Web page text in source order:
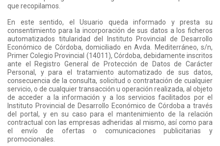
que recopilamos.
En este sentido, el Usuario queda informado y presta su
consentimiento para la incorporación de sus datos a los ficheros
automatizados titularidad del Instituto Provincial de Desarrollo
Económico de Córdoba, domiciliado en Avda. Mediterráneo, s/n,
Primer Colegio Provincial (14011), Córdoba, debidamente inscritos
ante el Registro General de Protección de Datos de Carácter
Personal, y para el tratamiento automatizado de sus datos,
consecuencia de la consulta, solicitud o contratación de cualquier
servicio, o de cualquier transacción u operación realizada, al objeto
de acceder a la información y a los servicios facilitados por el
Instituto Provincial de Desarrollo Económico de Córdoba a través
del portal, y en su caso para el mantenimiento de la relación
contractual con las empresas adheridas al mismo, así como para
el envío de ofertas o comunicaciones publicitarias y
promocionales.